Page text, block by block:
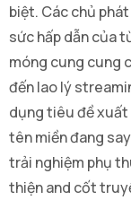
biệt. Các chủ
sức hấp dẫn của
móng cung cung
đến lao lý
dụng tiêu đề xuất
tên miền đang
trải nghiệm phụ
thiện and cốt